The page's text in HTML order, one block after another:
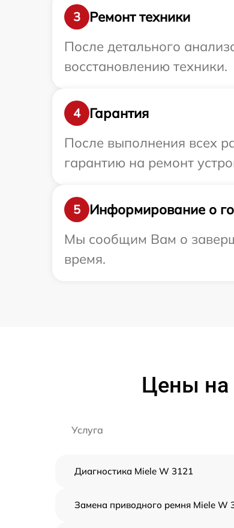
3
Ремонт техники
После детального
восстановлению техники.
4
Гарантия
После выполнения всех
гарантию на ремонт
5
Информирование о
Мы сообщим Вам о
время.
Цены на
Услуга
Диагностика Miele W 3121
Замена приводного ремня Miele W